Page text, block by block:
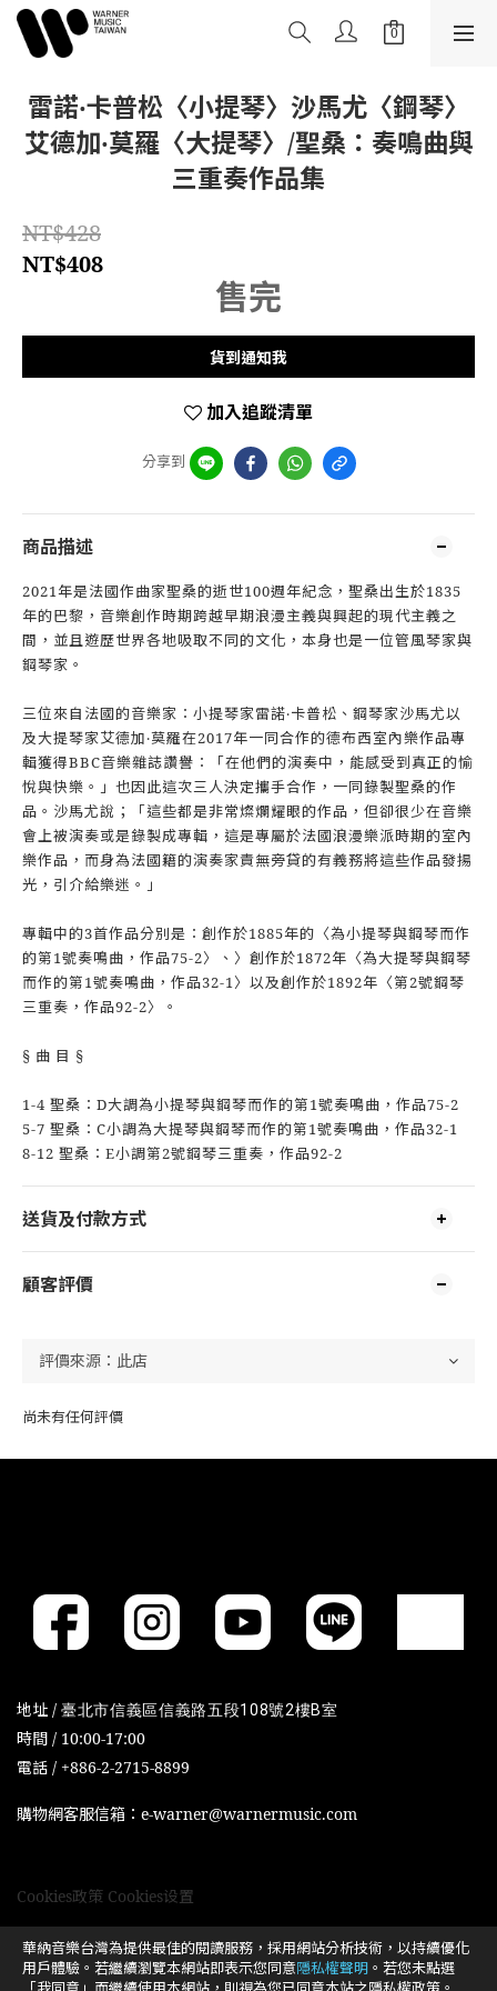
雷諾‧卡普松〈小提琴〉沙馬尤〈鋼琴〉
艾德加‧莫羅〈大提琴〉/聖桑：奏鳴曲與
三重奏作品集
NT$428
NT$408
售完
貨到通知我
加入追蹤清單
分享到
商品描述
2021年是法國作曲家聖桑的逝世100週年紀念，聖桑出生於1835
年的巴黎，音樂創作時期跨越早期浪漫主義與興起的現代主義之
間，並且遊歷世界各地吸取不同的文化，本身也是一位管風琴家與
鋼琴家。
三位來自法國的音樂家：小提琴家雷諾‧卡普松、鋼琴家沙馬尤以
及大提琴家艾德加‧莫羅在2017年一同合作的德布西室內樂作品專
輯獲得BBC音樂雜誌讚譽：「在他們的演奏中，能感受到真正的愉
悅與快樂。」也因此這次三人決定攜手合作，一同錄製聖桑的作
品。沙馬尤說；「這些都是非常燦爛耀眼的作品，但卻很少在音樂
會上被演奏或是錄製成專輯，這是專屬於法國浪漫樂派時期的室內
樂作品，而身為法國籍的演奏家責無旁貸的有義務將這些作品發揚
光，引介給樂迷。」
專輯中的3首作品分別是：創作於1885年的〈為小提琴與鋼琴而作
的第1號奏鳴曲，作品75-2〉、〉創作於1872年〈為大提琴與鋼琴
而作的第1號奏鳴曲，作品32-1〉以及創作於1892年〈第2號鋼琴
三重奏，作品92-2〉。
§ 曲 目 §
1-4 聖桑：D大調為小提琴與鋼琴而作的第1號奏鳴曲，作品75-2
5-7 聖桑：C小調為大提琴與鋼琴而作的第1號奏鳴曲，作品32-1
8-12 聖桑：E小調第2號鋼琴三重奏，作品92-2
送貨及付款方式
顧客評價
尚未有任何評價
地址 / 臺北市信義區信義路五段108號2樓B室
時間 / 10:00-17:00
電話 / +886-2-2715-8899
購物網客服信箱：e-warner@warnermusic.com
Cookies政策 Cookies设置
華納音樂台灣為提供最佳的閱讀服務，採用網站分析技術，以持續優化
用戶體驗。若繼續瀏覽本網站即表示您同意隱私權聲明 。若您未點選